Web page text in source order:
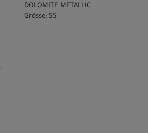
DOLOMITE METALLIC
Grösse: S5